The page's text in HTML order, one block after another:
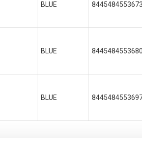
BLUE 8445484553673
BLUE 8445484553680
BLUE